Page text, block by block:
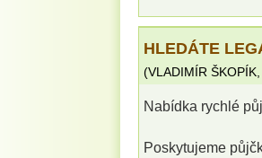
HLEDÁTE
(VLADIMÍR ŠKOPÍK
Nabídka rychlé
Poskytujeme